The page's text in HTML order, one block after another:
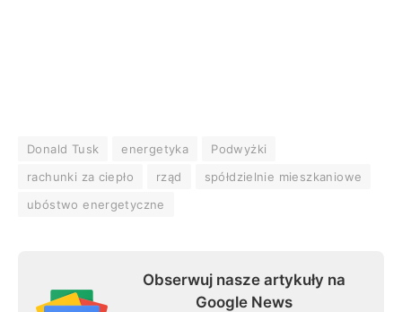
Donald Tusk energetyka
Podwyżki
rachunki za ciepło
rząd
spółdzielnie mieszkaniowe
ubóstwo energetyczne
Obserwuj nasze artykuły na
Google News